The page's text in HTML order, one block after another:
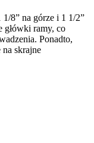
1/8” na górze i 1 1/2”
główki ramy, co
Ponadto,
skrajne